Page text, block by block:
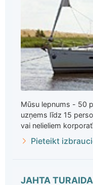
Mūsu lepnums - 50
uzņems līdz 15
vai nelieliem
Pieteikt
JAHTA TURAIDA